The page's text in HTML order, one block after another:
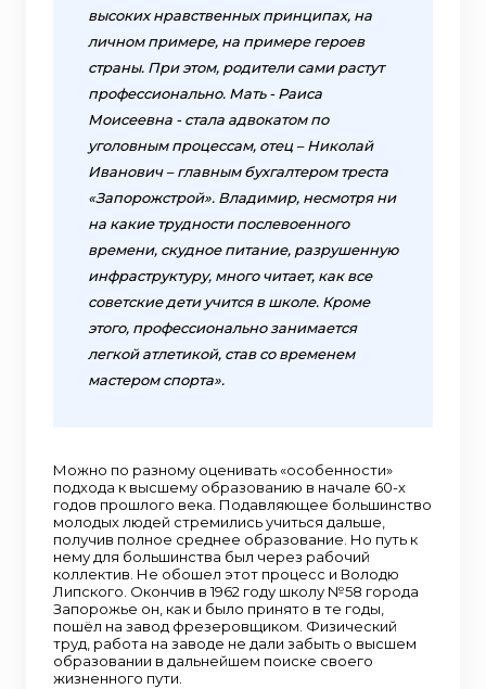
высоких нравственных принципах, на
личном примере, на примере героев
страны. При этом, родители сами растут
профессионально. Мать - Раиса
Моисеевна - стала адвокатом по
уголовным процессам, отец – Николай
Иванович – главным бухгалтером треста
«Запорожстрой». Владимир, несмотря ни
на какие трудности послевоенного
времени, скудное питание, разрушенную
инфраструктуру, много читает, как все
советские дети учится в школе. Кроме
этого, профессионально занимается
легкой атлетикой, став со временем
мастером спорта».
Можно по разному оценивать «особенности»
подхода к высшему образованию в начале 60-х
годов прошлого века. Подавляющее большинство
молодых людей стремились учиться дальше,
получив полное среднее образование. Но путь к
нему для большинства был через рабочий
коллектив. Не обошел этот процесс и Володю
Липского. Окончив в 1962 году школу №58 города
Запорожье он, как и было принято в те годы,
пошёл на завод фрезеровщиком. Физический
труд, работа на заводе не дали забыть о высшем
образовании в дальнейшем поиске своего
жизненного пути.